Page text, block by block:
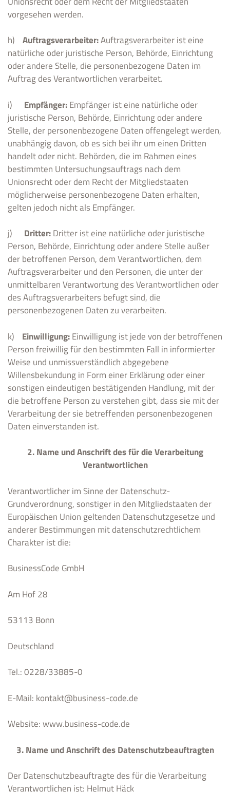
vorgesehen werden.
h) Auftragsverarbeiter:Auftragsverarbeiter ist eine
natürliche oder juristische Person, Behörde, Einrichtung
oder andere Stelle, die personenbezogene Daten im
Auftrag des Verantwortlichen verarbeitet.
i) Empfänger:Empfänger ist eine natürliche oder
juristische Person, Behörde, Einrichtung oder andere
Stelle, der personenbezogene Daten offengelegt werden,
unabhängig davon, ob es sich bei ihr um einen Dritten
handelt oder nicht. Behörden, die im Rahmen eines
bestimmten Untersuchungsauftrags nach dem
Unionsrecht oder dem Recht der Mitgliedstaaten
möglicherweise personenbezogene Daten erhalten,
gelten jedoch nicht als Empfänger.
j) Dritter:Dritter ist eine natürliche oder juristische
Person, Behörde, Einrichtung oder andere Stelle außer
der betroffenen Person, dem Verantwortlichen, dem
Auftragsverarbeiter und den Personen, die unter der
unmittelbaren Verantwortung des Verantwortlichen oder
des Auftragsverarbeiters befugt sind, die
personenbezogenen Daten zu verarbeiten.
k) Einwilligung:Einwilligung ist jede von der betroffenen
Person freiwillig für den bestimmten Fall in informierter
Weise und unmissverständlich abgegebene
Willensbekundung in Form einer Erklärung oder einer
sonstigen eindeutigen bestätigenden Handlung, mit der
die betroffene Person zu verstehen gibt, dass sie mit der
Verarbeitung der sie betreffenden personenbezogenen
Daten einverstanden ist.
2. Name und Anschrift des für die Verarbeitung
Verantwortlichen
Verantwortlicher im Sinne der Datenschutz-
Grundverordnung, sonstiger in den Mitgliedstaaten der
Europäischen Union geltenden Datenschutzgesetze und
anderer Bestimmungen mit datenschutzrechtlichem
Charakter ist die:
BusinessCode GmbH
Am Hof 28
53113 Bonn
Deutschland
Tel.: 0228/33885-0
E-Mail: kontakt@business-code.de
Website: www.business-code.de
3. Name und Anschrift des Datenschutzbeauftragten
Der Datenschutzbeauftragte des für die Verarbeitung
Verantwortlichen ist: Helmut Häck